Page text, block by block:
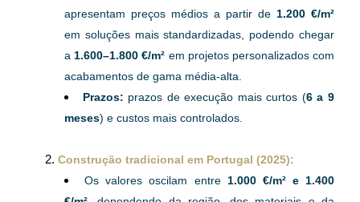
apresentam preços médios a partir de 1.200 €/m²
em soluções mais standardizadas, podendo chegar
a 1.600–1.800 €/m² em projetos personalizados com
acabamentos de gama média-alta.
Prazos: prazos de execução mais curtos (6 a 9
meses) e custos mais controlados.
Construção tradicional em Portugal (2025):
Os valores oscilam entre 1.000 €/m² e 1.400